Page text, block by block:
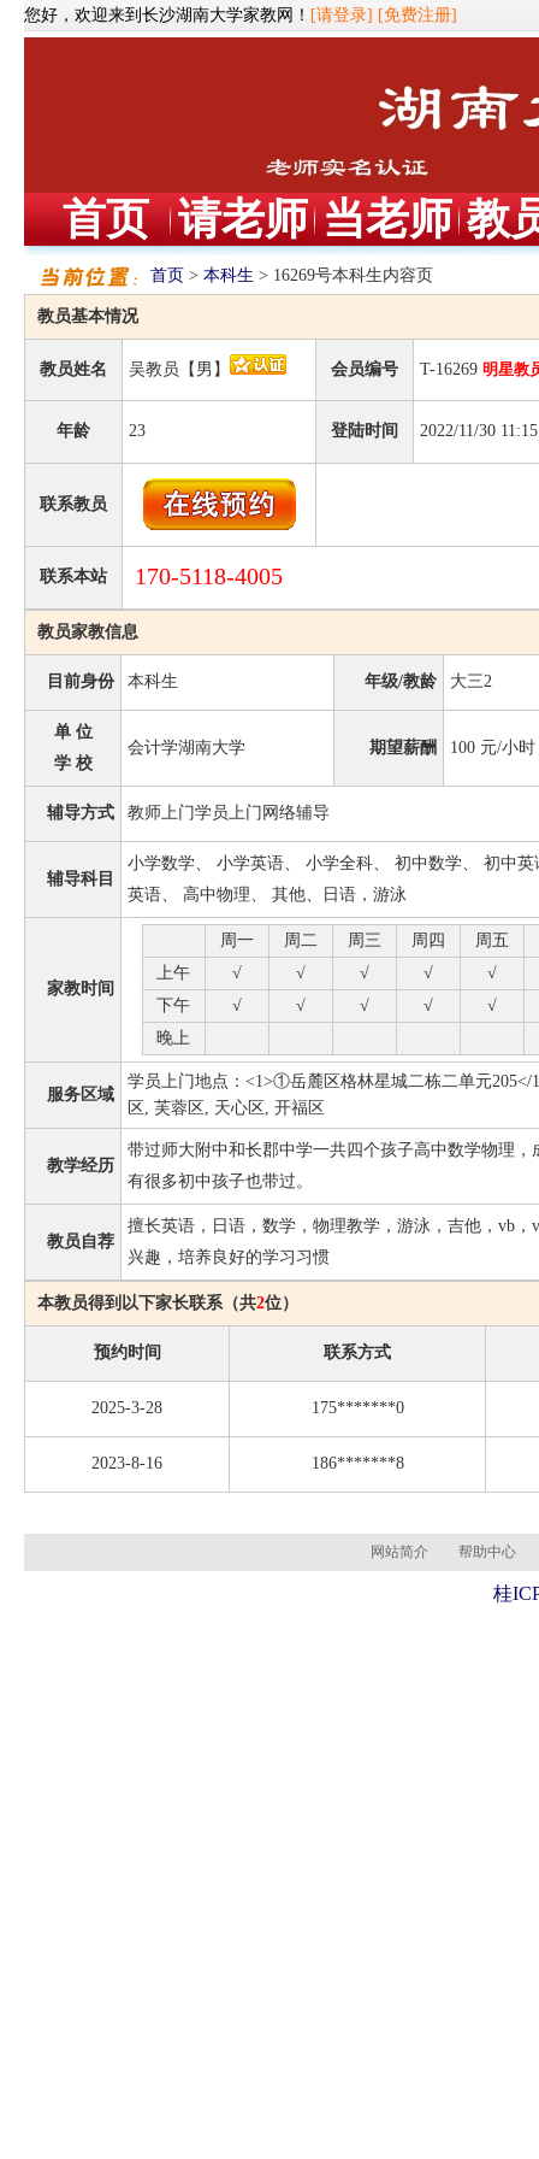
您好，欢迎来到长沙湖南大学家教网！ [请登录] [免费注册]
首页 请老师 当老师 教
首页 > 本科生 > 16269号本科生内容页
教员基本情况
教员姓名 吴教员【男】 会员编号 T-16269 明星教
年龄 23 登陆时间 2022/11/30
联系教员
联系本站 170-5118-4005
教员家教信息
目前身份 本科生 年级/教龄 大三2
单 位
学 校
会计学湖南大学 期望薪酬 100 元/小时
辅导方式 教师上门学员上门网络辅导
辅导科目
小学数学、 小学英语、 小学全科、 初中数学、 初中
英语、 高中物理、 其他、日语，游泳
家教时间
周一 周二 周三 周四 周五
上午
√ √ √ √
√
下午
√ √ √ √
√
晚上
服务区域
学员上门地点：<1>①岳麓区格林星城二栋二单元205</
区, 芙蓉区, 天心区, 开福区
教学经历
带过师大附中和长郡中学一共四个孩子高中数学物理
有很多初中孩子也带过。
教员自荐
擅长英语，日语，数学，物理教学，游泳，吉他，vb，
兴趣，培养良好的学习习惯
本教员得到以下家长联系（共2位）
预约时间 联系方式
2025-3-28 175*******0
2023-8-16 186*******8
网站简介 帮助中心
桂